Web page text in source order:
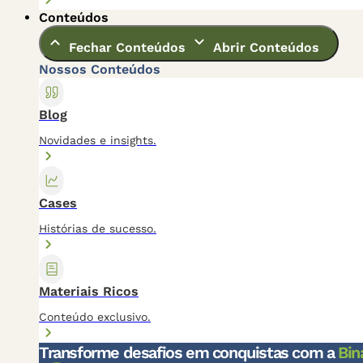
Conteúdos
Fechar Conteúdos
Abrir Conteúdos
Nossos Conteúdos
Blog
Novidades e insights.
Cases
Histórias de sucesso.
Materiais Ricos
Conteúdo exclusivo.
Transforme desafios em conquistas com a